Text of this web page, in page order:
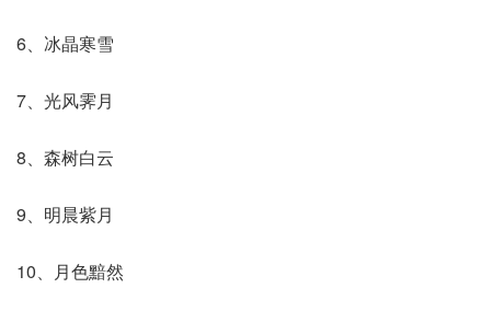
6、冰晶寒雪
7、光风霁月
8、森树白云
9、明晨紫月
10、月色黯然